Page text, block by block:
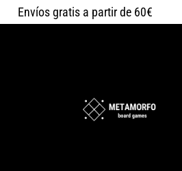
Envíos gratis a partir de 60€